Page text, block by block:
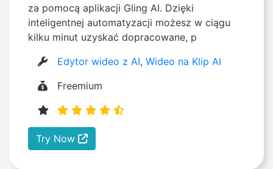
za pomocą aplikacji Gling AI. Dzięki
inteligentnej automatyzacji możesz w ciągu
kilku minut uzyskać dopracowane, p
Edytor wideo z AI,Wideo na Klip AI
Freemium
Try Now